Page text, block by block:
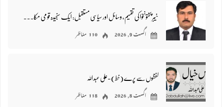
اگست 9, 2026 110 مناظر
لفظوں سے پرے (خط)-علی عبداللہ
اگست 8, 2026 118 مناظر